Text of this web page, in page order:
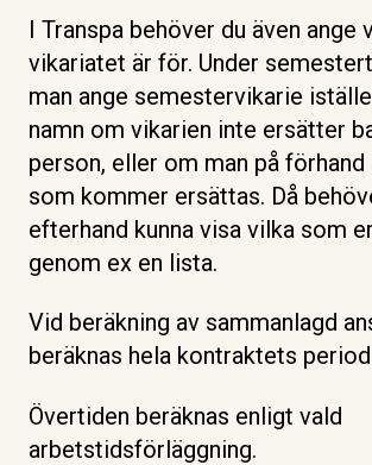
I Transpa behöver du även ange
vikariatet är för. Under
man ange semestervikarie
namn om vikarien inte ersätter
person, eller om man på
som kommer ersättas. Då
efterhand kunna visa vilka som
genom ex en lista.
Vid beräkning av sammanlagd
beräknas hela kontraktets
Övertiden beräknas enligt vald
arbetstidsförläggning.